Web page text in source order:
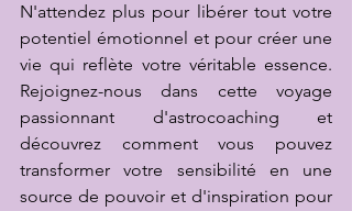
N'attendez plus pour libérer tout votre
potentiel émotionnel et pour créer une
vie qui reflète votre véritable essence.
Rejoignez-nous dans cette voyage
passionnant d'astrocoaching et
découvrez comment vous pouvez
transformer votre sensibilité en une
source de pouvoir et d'inspiration pour